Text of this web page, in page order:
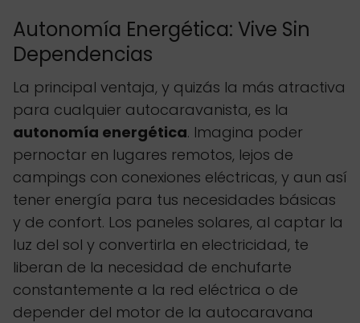
Autonomía Energética: Vive Sin
Dependencias
La principal ventaja, y quizás la más atractiva
para cualquier autocaravanista, es la
autonomía energética. Imagina poder
pernoctar en lugares remotos, lejos de
campings con conexiones eléctricas, y aun así
tener energía para tus necesidades básicas
y de confort. Los paneles solares, al captar la
luz del sol y convertirla en electricidad, te
liberan de la necesidad de enchufarte
constantemente a la red eléctrica o de
depender del motor de la autocaravana